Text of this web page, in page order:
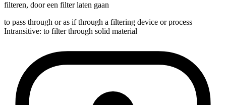
filteren, door een filter laten gaan
to pass through or as if through a filtering device or process
Intransitive: to filterthrough solid material